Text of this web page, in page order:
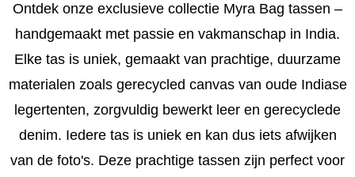
Ontdek onze exclusieve collectie Myra Bag tassen –
handgemaakt met passie en vakmanschap in India.
Elke tas is uniek, gemaakt van prachtige, duurzame
materialen zoals gerecycled canvas van oude Indiase
legertenten, zorgvuldig bewerkt leer en gerecyclede
denim. Iedere tas is uniek en kan dus iets afwijken
van de foto's. Deze prachtige tassen zijn perfect voor